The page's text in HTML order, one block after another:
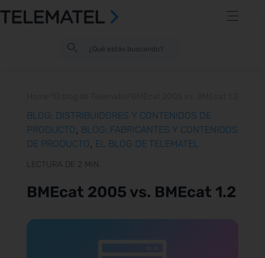
BLOG: DISTRIBUIDORES Y CONTENIDOS DE
PRODUCTO, BLOG: FABRICANTES Y CONTENIDOS
DE PRODUCTO, EL BLOG DE TELEMATEL
LECTURA DE 2 MIN.
BMEcat 2005 vs. BMEcat 1.2